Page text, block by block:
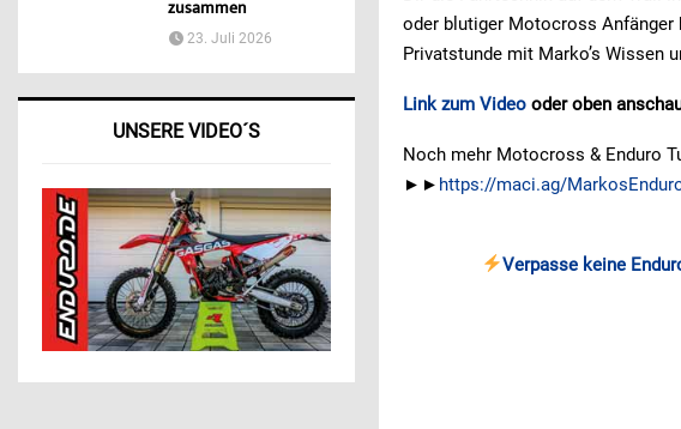
oder blutiger Motocross Anfänger
Privatstunde mit Marko’s Wissen
Link zum Video oder oben
Noch mehr Motocross & Enduro
►► https://maci.ag/
Verpasse keine
zusammen
23. Juli 2026
UNSERE VIDEO´S